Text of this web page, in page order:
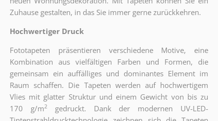
Zuhause gestalten, in das Sie immer gerne zurückkehren.
Hochwertiger Druck
Fototapeten präsentieren verschiedene Motive, eine
Kombination aus vielfältigen Farben und Formen, die
gemeinsam ein auffälliges und dominantes Element im
Raum schaffen. Die Tapeten werden auf hochwertigem
Vlies mit glatter Struktur und einem Gewicht von bis zu
170 g/m2gedruckt. Dank der modernen UV-LED-